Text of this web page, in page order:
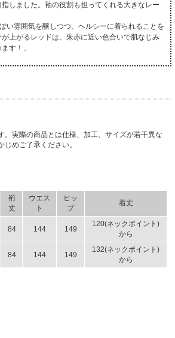
しました。袖の役割も担ってくれる大きなレー
ぽい雰囲気を醸しつつ、ヘルシーに着られることを
上がるレッドは、朱赤に近い色合いで肌なじみ
す！」
実際の商品とは仕様、加工、サイズが若干異な
めご了承ください。
裄
丈
ウエス
ト
ヒッ
プ
着丈
84 144 149
120(ネックポイント)
から
84 144 149
132(ネックポイント)
から